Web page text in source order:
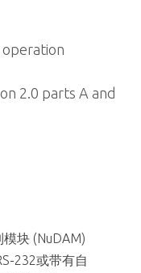
2.0 parts A and
块 (NuDAM)
232或带有自